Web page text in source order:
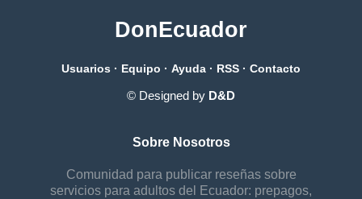
DonEcuador
Usuarios · Equipo · Ayuda · RSS · Contacto
© Designed by D&D
Sobre Nosotros
Comunidad para publicar reseñas sobre
servicios para adultos del Ecuador: prepagos,